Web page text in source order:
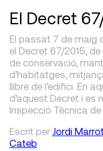
El Decret
El passat 7 de maig
el Decret 67/2015,
de conservació,
d’habitatges,
llibre de l’edifici. En
d’aquest Decret i es
Inspecció Tècnica de
Escrit per Jordi
Cateb